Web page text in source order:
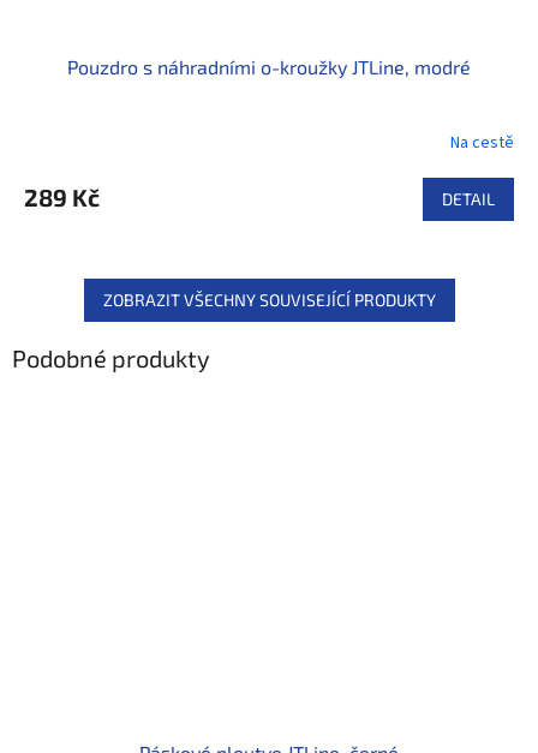
Pouzdro s náhradními o-kroužky JTLine, modré
Na cestě
289 Kč DETAIL
ZOBRAZIT VŠECHNY SOUVISEJÍCÍ PRODUKTY
Podobné produkty